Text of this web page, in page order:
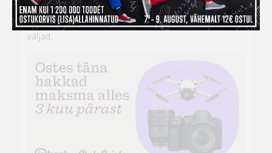
veebikaubamaja ostukorvis tuleb makseviisiks valida
“Maksa järelmaksuga” ning seejärel täita kõik vajalikud
väljad.